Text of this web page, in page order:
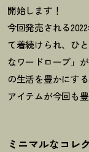
開始します ！
今回発売される
て着続けられ、ひ
なワードローブ」
の生活を豊かにす
アイテムが今回も
ミニマルなコレ